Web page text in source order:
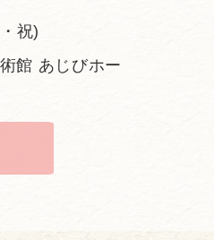
祝)
館 あじびホー